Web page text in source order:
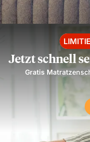
Jetzt schnell
Gratis